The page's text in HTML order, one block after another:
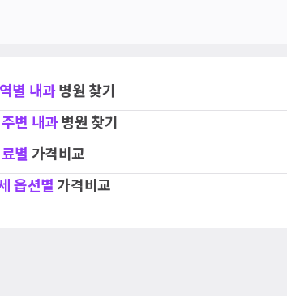
별 내과병원 찾기
변 내과병원 찾기
별 가격비교
옵션별가격비교